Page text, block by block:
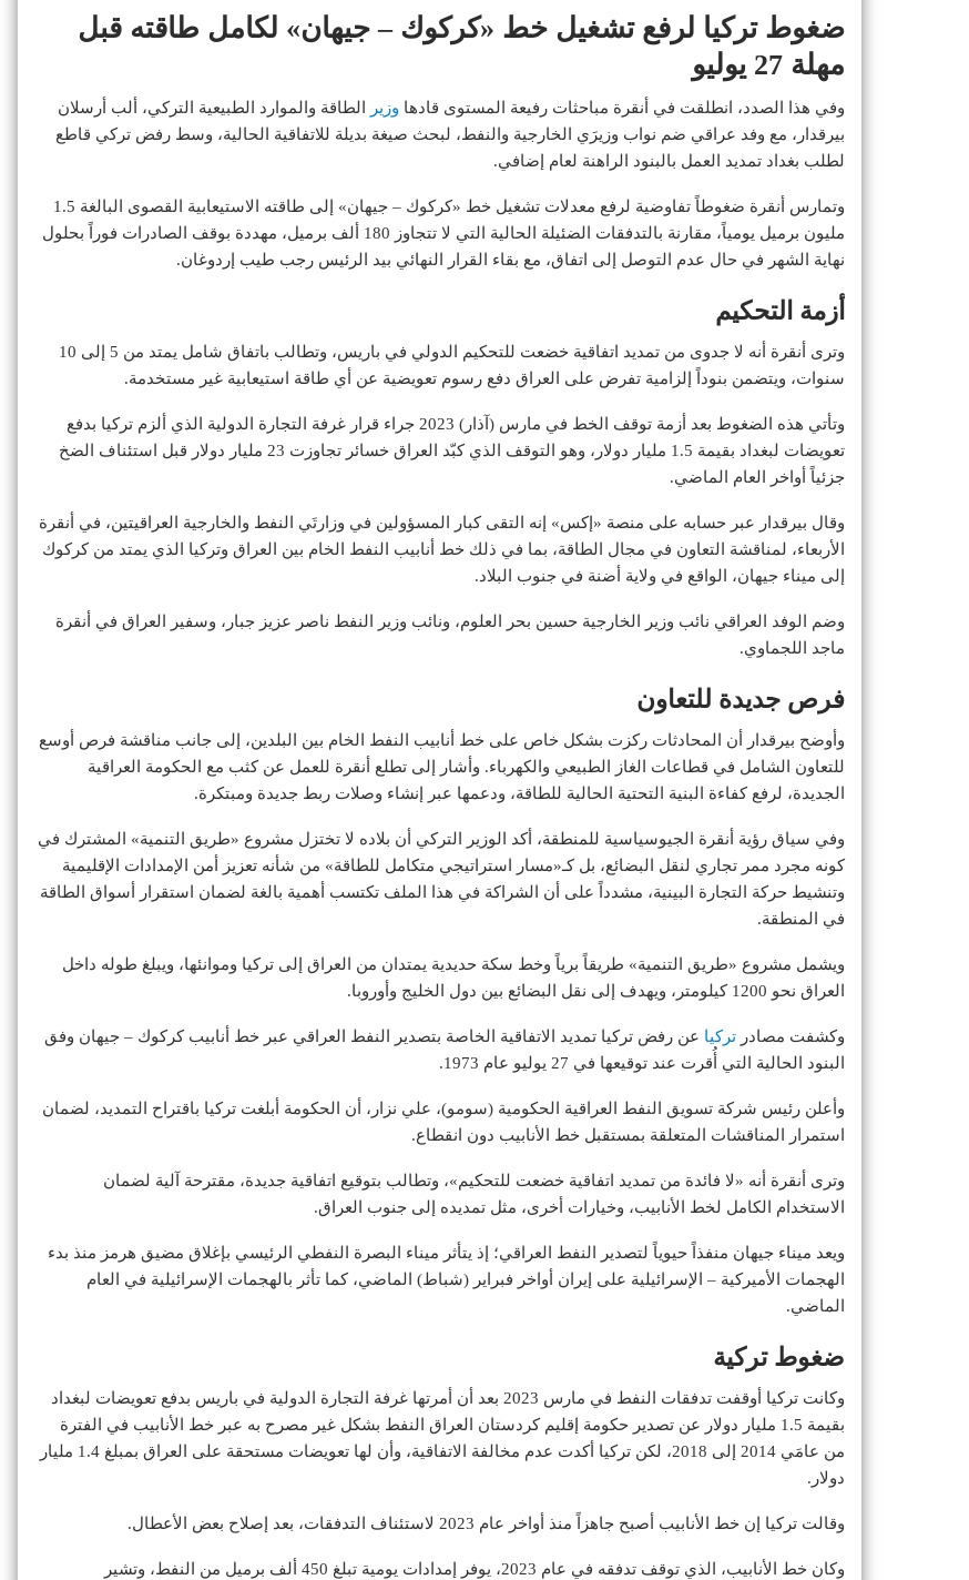
ضغوط تركيا لرفع تشغيل خط «كركوك – جيهان» لكامل طاقته قبل
مهلة 27 يوليو
وفي هذا الصدد، انطلقت في أنقرة مباحثات رفيعة المستوى قادها وزير
الطاقة والموارد الطبيعية التركي، ألب أرسلان
بيرقدار، مع وفد عراقي ضم نواب وزيرَي الخارجية والنفط، لبحث صيغة بديلة للاتفاقية الحالية، وسط رفض تركي قاطع
لطلب بغداد تمديد العمل بالبنود الراهنة لعام إضافي.
وتمارس أنقرة ضغوطاً تفاوضية لرفع معدلات تشغيل خط «كركوك – جيهان» إلى طاقته الاستيعابية القصوى البالغة 1.5
مليون برميل يومياً، مقارنة بالتدفقات الضئيلة الحالية التي لا تتجاوز 180 ألف برميل، مهددة بوقف الصادرات فوراً بحلول
نهاية الشهر في حال عدم التوصل إلى اتفاق، مع بقاء القرار النهائي بيد الرئيس رجب طيب إردوغان.
أزمة التحكيم
وترى أنقرة أنه لا جدوى من تمديد اتفاقية خضعت للتحكيم الدولي في باريس، وتطالب باتفاق شامل يمتد من 5 إلى 10
سنوات، ويتضمن بنوداً إلزامية تفرض على العراق دفع رسوم تعويضية عن أي طاقة استيعابية غير مستخدمة.
وتأتي هذه الضغوط بعد أزمة توقف الخط في مارس (آذار) 2023 جراء قرار غرفة التجارة الدولية الذي ألزم تركيا بدفع
تعويضات لبغداد بقيمة 1.5 مليار دولار، وهو التوقف الذي كبّد العراق خسائر تجاوزت 23 مليار دولار قبل استئناف الضخ
جزئياً أواخر العام الماضي.
وقال بيرقدار عبر حسابه على منصة «إكس» إنه التقى كبار ​المسؤولين في وزارتَي النفط والخارجية العراقيتين، في أنقرة
الأربعاء، لمناقشة التعاون في مجال الطاقة، بما في ذلك خط أنابيب النفط الخام بين العراق وتركيا الذي يمتد من كركوك
إلى ميناء جيهان، الواقع في ولاية أضنة في جنوب البلاد.
وضم الوفد العراقي نائب ⁠وزير الخارجية حسين بحر ‌العلوم، ونائب وزير ‌النفط ناصر عزيز ​جبار، وسفير ‌العراق في أنقرة
ماجد اللجماوي.
فرص جديدة للتعاون
وأوضح بيرقدار أن المحادثات ركزت بشكل خاص على خط أنابيب النفط الخام بين البلدين، إلى جانب مناقشة فرص أوسع
للتعاون الشامل في قطاعات الغاز الطبيعي والكهرباء. وأشار إلى تطلع أنقرة للعمل عن كثب مع الحكومة العراقية
الجديدة، لرفع كفاءة البنية التحتية الحالية للطاقة، ودعمها عبر إنشاء وصلات ربط جديدة ومبتكرة.
وفي سياق رؤية أنقرة الجيوسياسية للمنطقة، أكد الوزير التركي أن بلاده لا تختزل مشروع «طريق التنمية» المشترك في
كونه مجرد ممر تجاري لنقل البضائع، بل كـ«مسار استراتيجي متكامل للطاقة» من شأنه تعزيز أمن الإمدادات الإقليمية
وتنشيط حركة التجارة البينية، مشدداً على أن الشراكة في هذا الملف تكتسب أهمية بالغة لضمان استقرار أسواق الطاقة
في المنطقة.
ويشمل مشروع «طريق التنمية» طريقاً برياً وخط سكة حديدية يمتدان من العراق إلى تركيا وموانئها، ويبلغ طوله داخل
العراق نحو 1200 كيلومتر، ويهدف إلى نقل البضائع بين دول الخليج وأوروبا.
وكشفت مصادر تركيا عن رفض تركيا تمديد الاتفاقية الخاصة بتصدير النفط العراقي عبر خط أنابيب كركوك – جيهان وفق
البنود الحالية التي أُقرت عند توقيعها في 27 يوليو عام 1973.
وأعلن رئيس شركة تسويق النفط العراقية الحكومية (سومو)، علي نزار، أن الحكومة أبلغت تركيا باقتراح التمديد، لضمان
استمرار المناقشات المتعلقة بمستقبل خط الأنابيب دون انقطاع.
وترى أنقرة أنه «لا فائدة ⁠من تمديد اتفاقية خضعت للتحكيم»، وتطالب بتوقيع اتفاقية جديدة، مقترحة آلية لضمان
الاستخدام الكامل لخط الأنابيب، وخيارات أخرى، مثل تمديده إلى جنوب العراق.
ويعد ميناء جيهان منفذاً حيوياً لتصدير ‌النفط العراقي؛ إذ يتأثر ‌ميناء البصرة النفطي الرئيسي بإغلاق مضيق هرمز منذ ‌بدء
الهجمات الأميركية – الإسرائيلية على إيران أواخر فبراير (شباط) الماضي، كما تأثر بالهجمات الإسرائيلية في ‌العام
الماضي.
ضغوط تركية
وكانت تركيا أوقفت تدفقات النفط في مارس 2023 بعد أن أمرتها غرفة التجارة الدولية في باريس بدفع تعويضات لبغداد
بقيمة 1.5 مليار دولار عن تصدير حكومة إقليم كردستان العراق النفط بشكل غير مصرح به عبر خط الأنابيب في الفترة
من عامَي 2014 إلى 2018، لكن تركيا أكدت عدم مخالفة الاتفاقية، وأن لها تعويضات مستحقة على العراق بمبلغ 1.4 مليار
دولار.
وقالت تركيا إن خط الأنابيب أصبح جاهزاً منذ أواخر عام 2023 لاستئناف التدفقات، بعد إصلاح بعض الأعطال.
وكان خط الأنابيب، الذي توقف تدفقه في عام 2023، يوفر إمدادات يومية تبلغ 450 ألف برميل من النفط، وتشير